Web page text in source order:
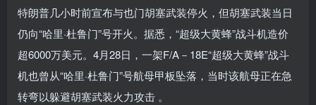
特朗普几小时前宣布与也门胡塞武装停火，但胡塞武装当日
仍向“哈里·杜鲁门”号开火。据悉，“超级大黄蜂”战斗机造价
超6000万美元。4月28日，一架F/A－18E“超级大黄蜂”战斗
机也曾从“哈里·杜鲁门”号航母甲板坠落，当时该航母正在急
转弯以躲避胡塞武装火力攻击 。